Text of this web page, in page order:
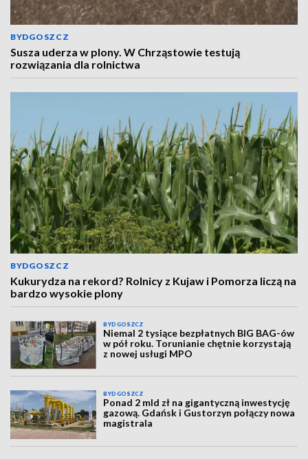
BYDGOSZCZ
Susza uderza w plony. W Chrząstowie testują
rozwiązania dla rolnictwa
BYDGOSZCZ
Kukurydza na rekord? Rolnicy z Kujaw i Pomorza liczą na
bardzo wysokie plony
BYDGOSZCZ
Niemal 2 tysiące bezpłatnych BIG BAG-ów
w pół roku. Torunianie chętnie korzystają
z nowej usługi MPO
BYDGOSZCZ
Ponad 2 mld zł na gigantyczną inwestycję
gazową. Gdańsk i Gustorzyn połączy nowa
magistrala